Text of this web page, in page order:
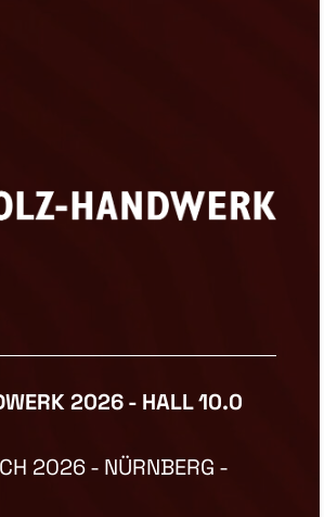
2026 - HALL 10.0
2026 - NÜRNBERG -